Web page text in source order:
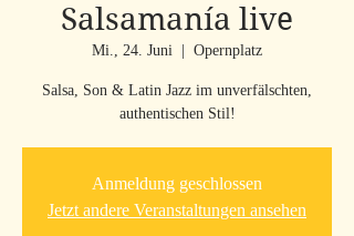
Salsamanía live
Mi., 24. Juni Opernplatz
Salsa, Son & Latin Jazz im unverfälschten,
authentischen Stil!
Anmeldung geschlossen
Jetzt andere Veranstaltungen ansehen